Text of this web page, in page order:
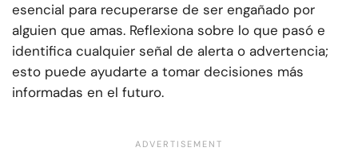
esencial para recuperarse de ser engañado por
alguien que amas. Reflexiona sobre lo que pasó e
identifica cualquier señal de alerta o advertencia;
esto puede ayudarte a tomar decisiones más
informadas en el futuro.